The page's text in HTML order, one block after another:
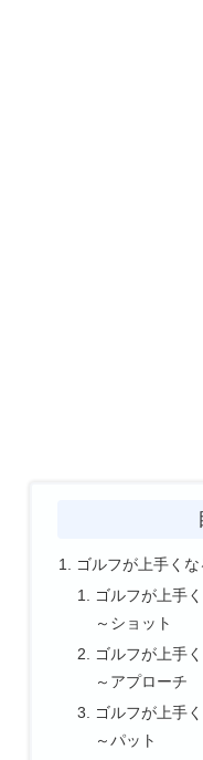
ゴルフが上手く
ゴルフが上手
～ショット
ゴルフが上手
～アプローチ
ゴルフが上手
～パット